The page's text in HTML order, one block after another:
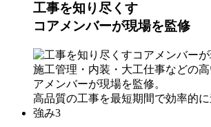
工事を知り尽くす
コアメンバーが現場を監修
施工管理・内装・大工仕事などの
アメンバーが現場を監修。
高品質の工事を最短期間で効率的に
強み3